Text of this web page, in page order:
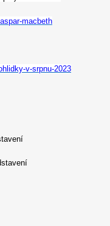
macbeth
v-srpnu-2023